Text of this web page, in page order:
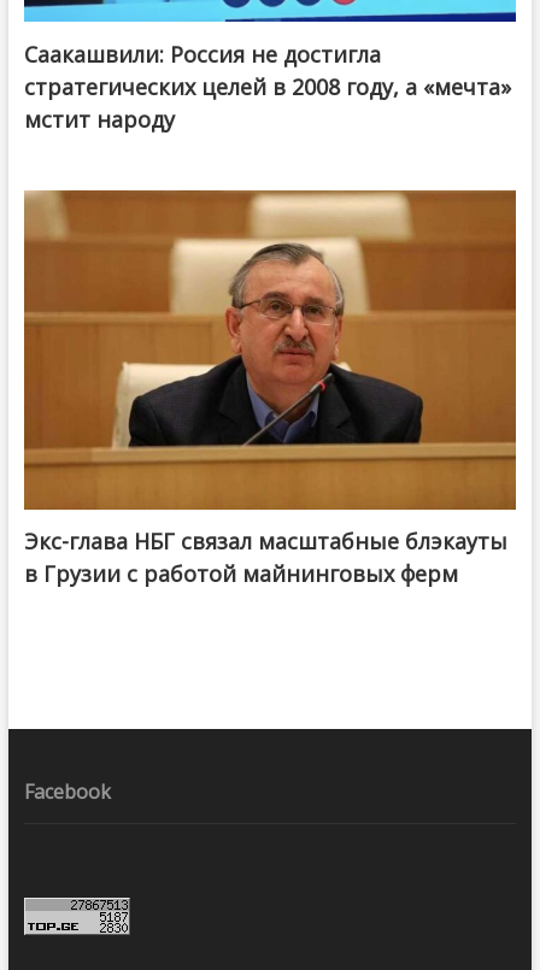
Саакашвили: Россия не достигла
стратегических целей в 2008 году, а «мечта»
мстит народу
Экс-глава НБГ связал масштабные блэкауты
в Грузии с работой майнинговых ферм
Facebook